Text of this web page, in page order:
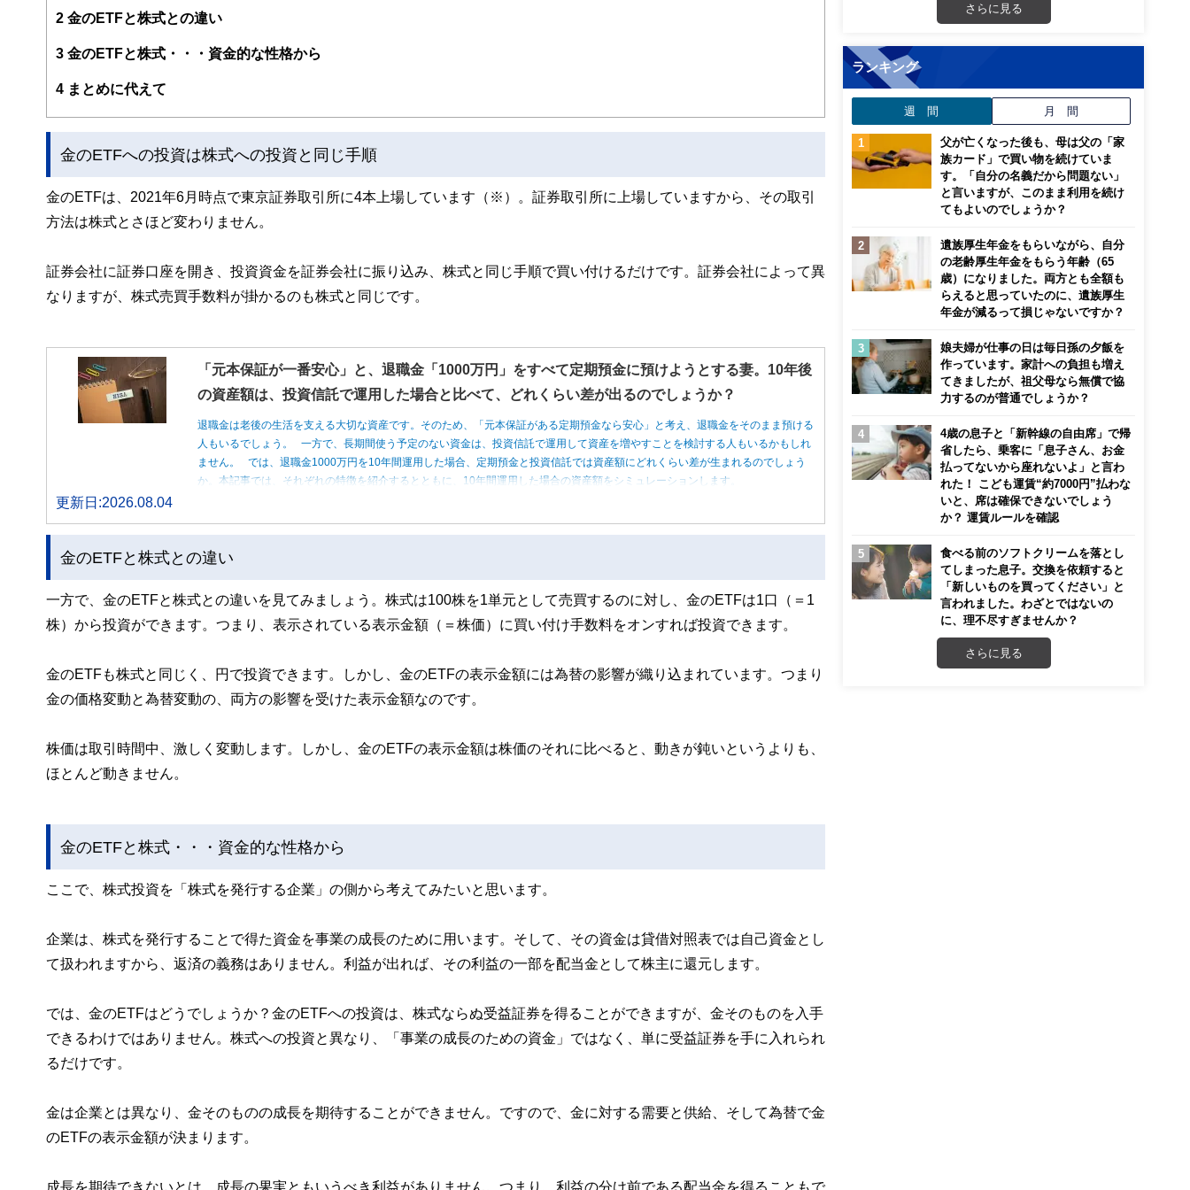
2 金のETFと株式との違い
3 金のETFと株式・・・資金的な性格から
4 まとめに代えて
金のETFへの投資は株式への投資と同じ手順
金のETFは、2021年6月時点で東京証券取引所に4本上場しています（※）。証券取引所に上場していますから、その取引
方法は株式とさほど変わりません。
証券会社に証券口座を開き、投資資金を証券会社に振り込み、株式と同じ手順で買い付けるだけです。証券会社によって異
なりますが、株式売買手数料が掛かるのも株式と同じです。
「元本保証が一番安心」と、退職金「1000万円」をすべて定期預金に預けようとする妻。10年後
の資産額は、投資信託で運用した場合と比べて、どれくらい差が出るのでしょうか？
退職金は老後の生活を支える大切な資産です。そのため、「元本保証がある定期預金なら安心」と考え、退職金をそのまま預ける
人もいるでしょう。 一方で、長期間使う予定のない資金は、投資信託で運用して資産を増やすことを検討する人もいるかもしれ
ません。 では、退職金1000万円を10年間運用した場合、定期預金と投資信託では資産額にどれくらい差が生まれるのでしょう
か。本記事では、それぞれの特徴を紹介するとともに、10年間運用した場合の資産額をシミュレーションします。
更新日:2026.08.04
金のETFと株式との違い
一方で、金のETFと株式との違いを見てみましょう。株式は100株を1単元として売買するのに対し、金のETFは1口（＝1
株）から投資ができます。つまり、表示されている表示金額（＝株価）に買い付け手数料をオンすれば投資できます。
金のETFも株式と同じく、円で投資できます。しかし、金のETFの表示金額には為替の影響が織り込まれています。つまり
金の価格変動と為替変動の、両方の影響を受けた表示金額なのです。
株価は取引時間中、激しく変動します。しかし、金のETFの表示金額は株価のそれに比べると、動きが鈍いというよりも、
ほとんど動きません。
金のETFと株式・・・資金的な性格から
ここで、株式投資を「株式を発行する企業」の側から考えてみたいと思います。
企業は、株式を発行することで得た資金を事業の成長のために用います。そして、その資金は貸借対照表では自己資金とし
て扱われますから、返済の義務はありません。利益が出れば、その利益の一部を配当金として株主に還元します。
では、金のETFはどうでしょうか？金のETFへの投資は、株式ならぬ受益証券を得ることができますが、金そのものを入手
できるわけではありません。株式への投資と異なり、「事業の成長のための資金」ではなく、単に受益証券を手に入れられ
るだけです。
金は企業とは異なり、金そのものの成長を期待することができません。ですので、金に対する需要と供給、そして為替で金
のETFの表示金額が決まります。
成長を期待できないとは、成長の果実ともいうべき利益がありません。つまり、利益の分け前である配当金を得ることもで
さらに見る
ランキング
週 間 月 間
父が亡くなった後も、母は父の「家
族カード」で買い物を続けていま
す。「自分の名義だから問題ない」
と言いますが、このまま利用を続け
てもよいのでしょうか？
遺族厚生年金をもらいながら、自分
の老齢厚生年金をもらう年齢（65
歳）になりました。両方とも全額も
らえると思っていたのに、遺族厚生
年金が減るって損じゃないですか？
娘夫婦が仕事の日は毎日孫の夕飯を
作っています。家計への負担も増え
てきましたが、祖父母なら無償で協
力するのが普通でしょうか？
4歳の息子と「新幹線の自由席」で帰
省したら、乗客に「息子さん、お金
払ってないから座れないよ」と言わ
れた！ こども運賃“約7000円”払わな
いと、席は確保できないでしょう
か？ 運賃ルールを確認
食べる前のソフトクリームを落とし
てしまった息子。交換を依頼すると
「新しいものを買ってください」と
言われました。わざとではないの
に、理不尽すぎませんか？
さらに見る